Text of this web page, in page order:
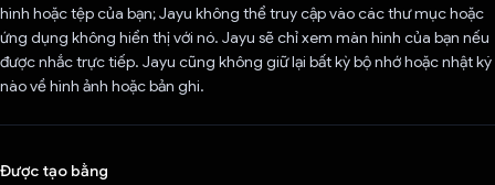
hình hoặc tệp của bạn; Jayu không thể truy cập vào các thư mục hoặc
ứng dụng không hiển thị với nó. Jayu sẽ chỉ xem màn hình của bạn nếu
được nhắc trực tiếp. Jayu cũng không giữ lại bất kỳ bộ nhớ hoặc nhật ký
nào về hình ảnh hoặc bản ghi.
Được tạo bằng